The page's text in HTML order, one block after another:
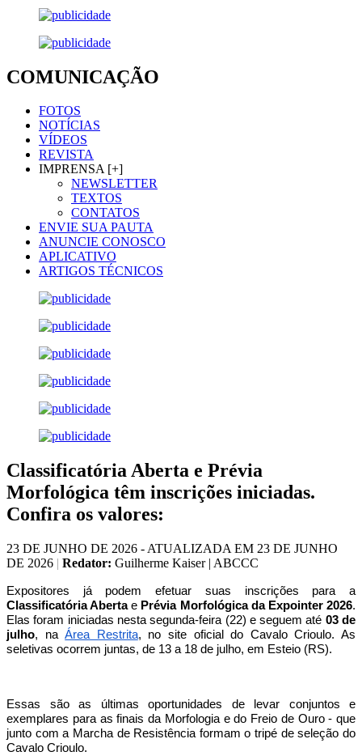
COMUNICAÇÃO
FOTOS
NOTÍCIAS
VÍDEOS
REVISTA
IMPRENSA [+]
NEWSLETTER
TEXTOS
CONTATOS
ENVIE SUA PAUTA
ANUNCIE CONOSCO
APLICATIVO
ARTIGOS TÉCNICOS
Classificatória Aberta e Prévia
Morfológica têm inscrições iniciadas.
Confira os valores:
23 DE JUNHO DE 2026 - ATUALIZADA EM 23 DE JUNHO
DE 2026 | Redator: Guilherme Kaiser | ABCCC
Expositores já podem efetuar suas inscrições para a
Classificatória Abertae Prévia Morfológica da Expointer 2026.
Elas foram iniciadas nesta segunda-feira (22) e seguem até 03 de
julho, naÁrea Restrita, no site oficial do Cavalo Crioulo. As
seletivas ocorrem juntas, de 13 a 18 de julho, em Esteio (RS).
Essas são as últimas oportunidades de levar conjuntos e
exemplares para as finais da Morfologia e do Freio de Ouro - que
junto com a Marcha de Resistência formam o tripé de seleção do
Cavalo Crioulo.